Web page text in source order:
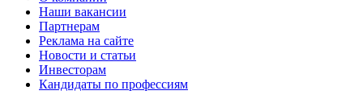
Наши вакансии
Партнерам
Реклама на сайте
Новости и статьи
Инвесторам
Кандидаты по профессиям